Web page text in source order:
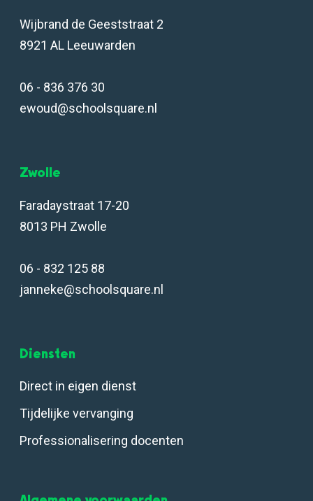
Wijbrand de Geeststraat 2
8921 AL Leeuwarden
06 - 836 376 30
ewoud@schoolsquare.nl
Zwolle
Faradaystraat 17-20
8013 PH Zwolle
06 - 832 125 88
janneke@schoolsquare.nl
Diensten
Direct in eigen dienst
Tijdelijke vervanging
Professionalisering docenten